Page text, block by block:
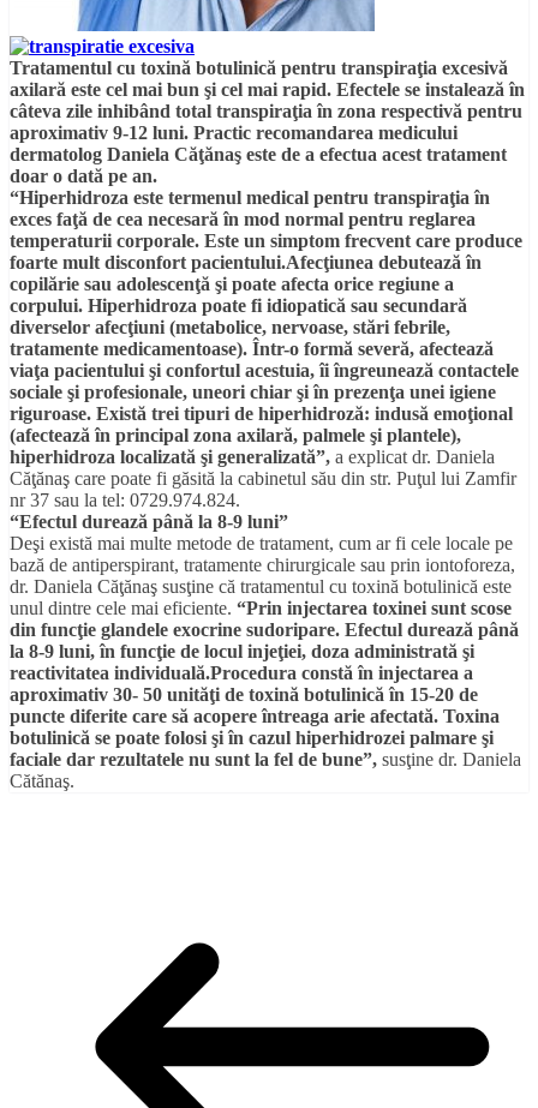
Tratamentul cu toxină botulinică pentru transpiraţia excesivă
axilară este cel mai bun şi cel mai rapid. Efectele se instalează în
câteva zile inhibând total transpiraţia în zona respectivă pentru
aproximativ 9-12 luni. Practic recomandarea medicului
dermatolog Daniela Căţănaş este de a efectua acest tratament
doar o dată pe an.
“Hiperhidroza este termenul medical pentru transpiraţia în
exces faţă de cea necesară în mod normal pentru reglarea
temperaturii corporale. Este un simptom frecvent care produce
foarte mult disconfort pacientului.Afecţiunea debutează în
copilărie sau adolescenţă şi poate afecta orice regiune a
corpului. Hiperhidroza poate fi idiopatică sau secundară
diverselor afecţiuni (metabolice, nervoase, stări febrile,
tratamente medicamentoase). Într-o formă severă, afectează
viaţa pacientului şi confortul acestuia, îi îngreunează contactele
sociale şi profesionale, uneori chiar şi în prezenţa unei igiene
riguroase. Există trei tipuri de hiperhidroză: indusă emoţional
(afectează în principal zona axilară, palmele şi plantele),
hiperhidroza localizată şi generalizată”, a explicat dr. Daniela
Căţănaş care poate fi găsită la cabinetul său din str. Puţul lui Zamfir
nr 37 sau la tel: 0729.974.824.
“Efectul durează până la 8-9 luni”
Deşi există mai multe metode de tratament, cum ar fi cele locale pe
bază de antiperspirant, tratamente chirurgicale sau prin iontoforeza,
dr. Daniela Căţănaş susţine că tratamentul cu toxină botulinică este
unul dintre cele mai eficiente. “Prin injectarea toxinei sunt scose
din funcţie glandele exocrine sudoripare. Efectul durează până
la 8-9 luni, în funcţie de locul injeţiei, doza administrată şi
reactivitatea individuală.Procedura constă în injectarea a
aproximativ 30- 50 unităţi de toxină botulinică în 15-20 de
puncte diferite care să acopere întreaga arie afectată. Toxina
botulinică se poate folosi şi în cazul hiperhidrozei palmare şi
faciale dar rezultatele nu sunt la fel de bune”, susţine dr. Daniela
Cătănaş.